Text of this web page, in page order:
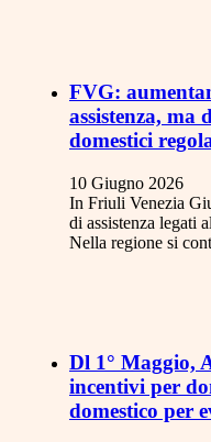
FVG:
assistenza,
domestici
10 Giugno 2026
In Friuli Venezia
di assistenza legati
Nella regione si
Dl 1° Maggio,
incentivi per
domestico per